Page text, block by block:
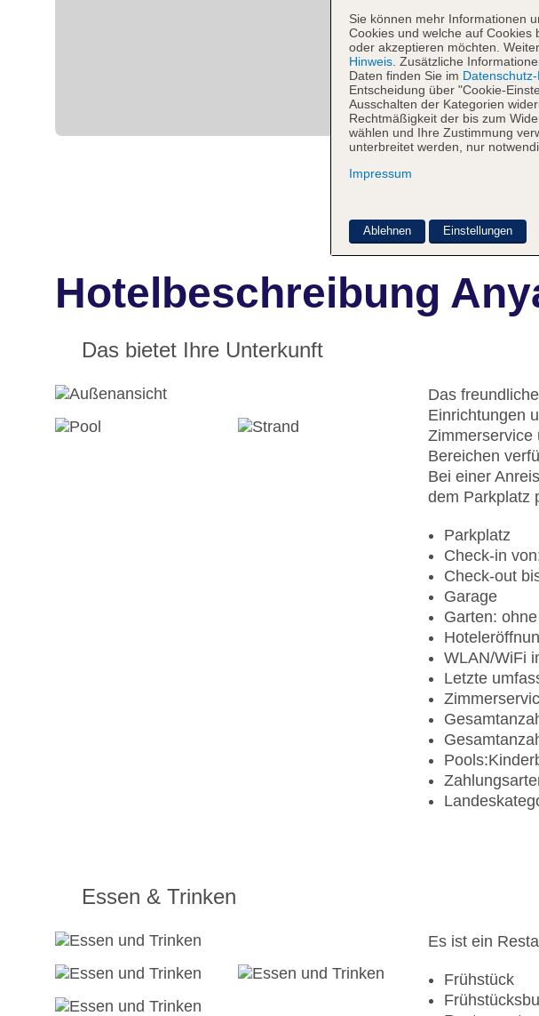
Hotelbeschreibung
Das bietet Ihre Unterkunft
Das
Einrichtungen
Zimmerservice
Bereichen
Bei einer
dem Parkplatz
Parkplatz
Check-in
Check-out
Garage
Garten:
WLAN/WiFi
Letzte
Essen & Trinken
Es ist ein
Frühstück
Sie können mehr Informationen
Cookies und welche auf Cookies
oder akzeptieren möchten.
Hinweis . Zusätzliche
Daten finden Sie im
Entscheidung über "Cookie-
Ausschalten der Kategorien
Rechtmäßigkeit der bis zum
wählen und Ihre Zustimmung
unterbreitet werden, nur
Impressum
Ablehnen Einstellungen